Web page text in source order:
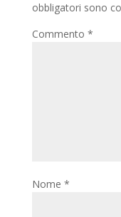
obbligatori sono
Commento *
Nome *